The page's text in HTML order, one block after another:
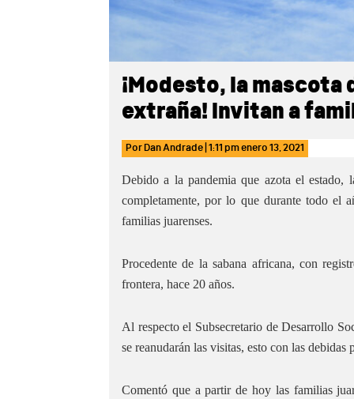
¡Modesto, la mascota
extraña! Invitan a
Por Dan Andrade 1:11 pmenero 13, 2021
Debido a la pandemia que azota el estado,
completamente, por lo que durante todo el
familias juarenses.
Procedente de la sabana africana, con
frontera, hace 20 años.
Al respecto el Subsecretario de Desarrollo
se reanudarán las visitas, esto con las debidas
Comentó que a partir de hoy las familias